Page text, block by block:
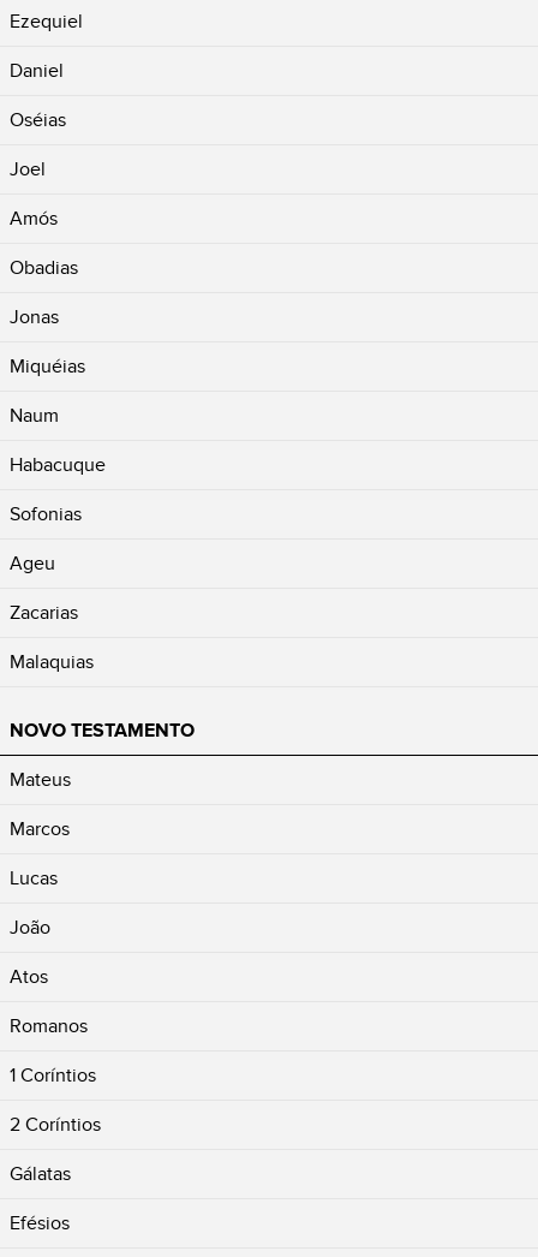
Ezequiel
Daniel
Oséias
Joel
Amós
Obadias
Jonas
Miquéias
Naum
Habacuque
Sofonias
Ageu
Zacarias
Malaquias
NOVO TESTAMENTO
Mateus
Marcos
Lucas
João
Atos
Romanos
1 Coríntios
2 Coríntios
Gálatas
Efésios